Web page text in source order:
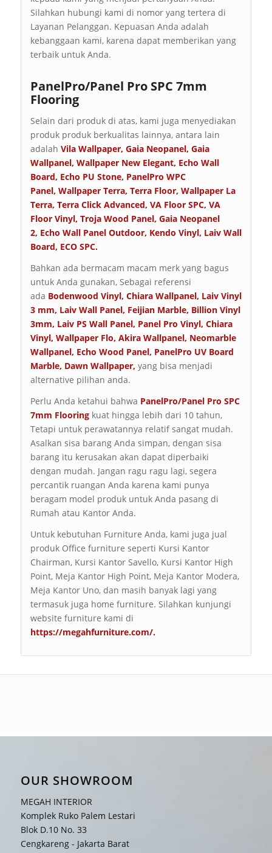
Silahkan hubungi kami di nomor yang tertera di
Layanan Pelanggan. Kepuasan Anda adalah
kebanggaan kami, karena dapat memberikan yang
terbaik untuk Anda.
PanelPro/Panel Pro SPC 7mm
Flooring
Selain dari produk di atas, kami juga menyediakan
produk produk berkualitas lainnya, antara lain
adalah Vila Wallpaper, Gaia Neopanel, Gaia
Wallpanel, Wallpaper New Elegant, Echo Wall
Board, Echo PU Stone, PanelPro WPC
Panel, Wallpaper Terra, Terra Floor, Wallpaper La
Terra, Terra Click Advanced, VA Floor SPC, VA
Floor Vinyl, Troja Wood Panel, Gaia Neopanel
2, Echo Wall Panel Outdoor, Kendo Vinyl, Laiv Wall
Board, ECO SPC.
Bahkan ada bermacam macam merk yang bagus
untuk Anda gunakan, Sebagai referensi
ada Bodenwood Vinyl, Chiara Wallpanel, Laiv Vinyl
3 mm, Laiv Wall Panel, Feijian Marble, Billion Vinyl
3mm, Laiv PS Wall Panel, Panel Pro Vinyl, Chiara
Vinyl, Wallpaper Flo, Akira Wallpanel, Neomarble
Wallpanel, Echo Wood Panel, PanelPro UV Board
Marble, Dawn Wallpaper, yang bisa menjadi
alternative pilihan anda.
Perlu Anda ketahui bahwa PanelPro/Panel Pro SPC
7mm Flooring kuat hingga lebih dari 10 tahun,
Tetapi untuk perawatannya relatif sangat mudah.
Asalkan sisa barang Anda simpan, dengan sisa
barang itu kerusakan akan dapat diperbaiki
dengan mudah. Jangan ragu ragu lagi, segera
percantik ruangan Anda karena kami punya
beragam model produk untuk Anda pasang di
Rumah atau Kantor Anda.
Untuk kebutuhan Furniture Anda, kami juga jual
produk Office furniture seperti Kursi Kantor
Chairman, Kursi Kantor Savello, Kursi Kantor High
Point, Meja Kantor High Point, Meja Kantor Modera,
Meja Kantor Uno, dan masih banyak lagi yang
termasuk juga home furniture. Silahkan kunjungi
website furniture kami di
https://megahfurniture.com/.
OUR SHOWROOM
MEGAH INTERIOR
Komplek Ruko Palem Lestari
Blok D.10 No. 33
Cengkareng - Jakarta Barat